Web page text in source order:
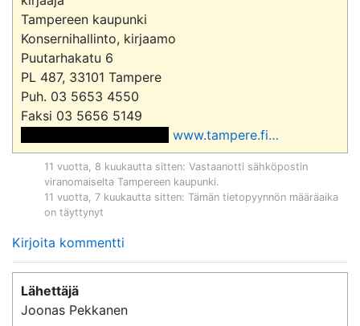
Tampereen kaupunki
Konsernihallinto, kirjaamo
Puutarhakatu 6
PL 487, 33101 Tampere
Puh. 03 5653 4550
www.tampere.fi…
11 vuotta, 8 kuukautta sitten: Vastaanotti sähköpostin
viranomaiselta Tampereen kaupunki.
11 vuotta, 7 kuukautta sitten: Tämän tietopyynnön määräaika
on täyttynyt
Kirjoita kommentti
Lähettäjä
Joonas Pekkanen